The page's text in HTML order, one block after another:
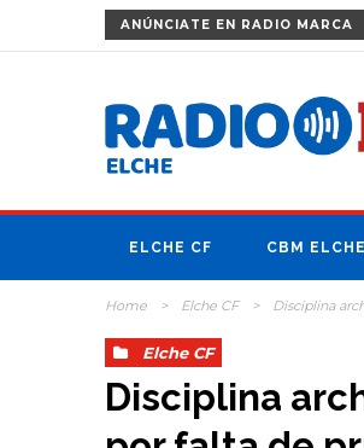
ANÚNCIATE EN RADIO MARCA
ELCHE CF CBM ELCHE
Home > Elche CF > Disciplina
Elche CF
Disciplina